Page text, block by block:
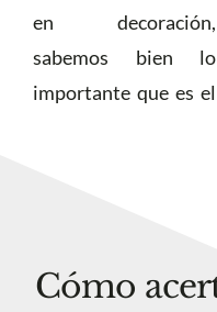
en decoración,
sabemos bien lo
importante que es el
Cómo